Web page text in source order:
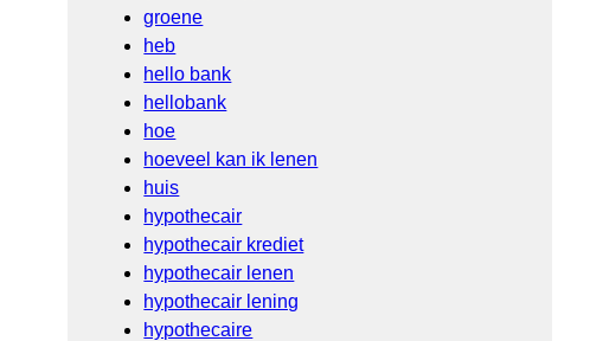
groene
heb
hello bank
hellobank
hoe
hoeveel kan ik lenen
huis
hypothecair
hypothecair krediet
hypothecair lenen
hypothecair lening
hypothecaire